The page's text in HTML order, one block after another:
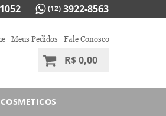
(12) 3922-8563
Meus Pedidos Fale Conosco
R$ 0,00
COSMETICOS